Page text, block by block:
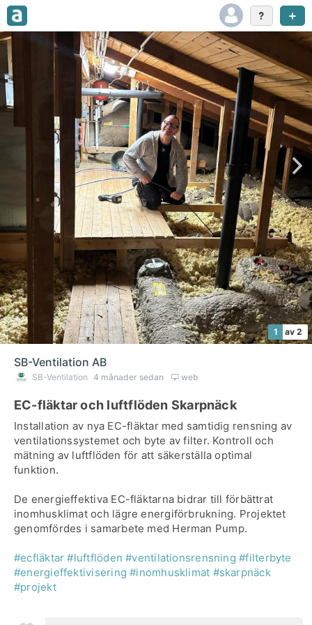
1 av 2
SB-Ventilation AB
SB-Ventilation 4 månader sedan web
EC-fläktar och luftflöden Skarpnäck
Installation av nya EC-fläktar med samtidig rensning av
ventilationssystemet och byte av filter. Kontroll och
mätning av luftflöden för att säkerställa optimal
funktion.
De energieffektiva EC-fläktarna bidrar till förbättrat
inomhusklimat och lägre energiförbrukning. Projektet
genomfördes i samarbete med Herman Pump.
#ecfläktar #luftflöden #ventilationsrensning #filterbyte
#energieffektivisering #inomhusklimat #skarpnäck
#projekt